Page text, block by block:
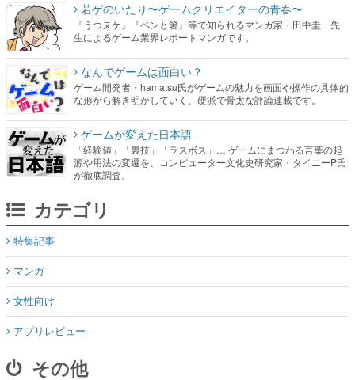
若ゲのいたり〜ゲームクリエイターの青春〜
『うつヌケ』『ペンと箸』等で知られるマンガ家・田中圭一先
生によるゲーム業界レポートマンガです。
なんでゲームは面白い？
ゲーム開発者・hamatsu氏がゲームの魅力を画面や操作の具体的
な形から解き明かしていく、硬派で骨太な評論連載です。
ゲームが変えた日本語
「経験値」「裏技」「ラスボス」… ゲームにまつわる言葉の起
源や用法の変遷を、コンピューター文化史研究家・タイニーP氏
が徹底調査。
カテゴリ
特集記事
マンガ
女性向け
アプリレビュー
その他